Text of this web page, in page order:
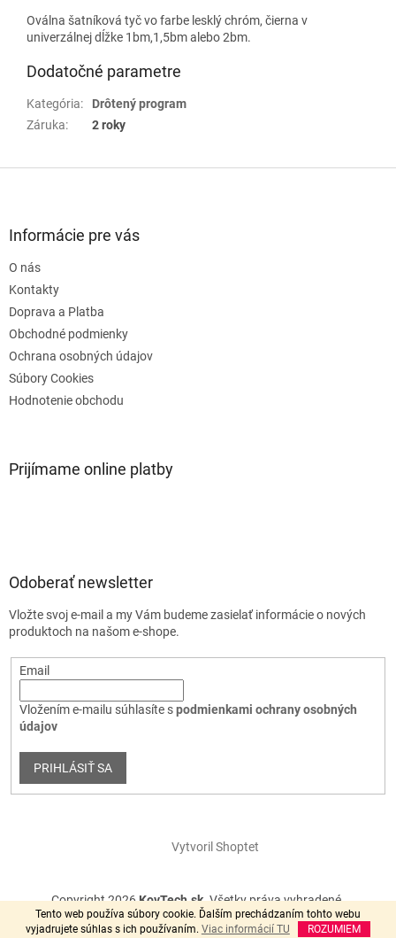
Tento web používa súbory cookie. Ďalším prechádzaním tohto webu
vyjadrujete súhlas s ich používaním. Viac informácií TU ROZUMIEM
Oválna šatníková tyč vo farbe lesklý chróm, čierna v
univerzálnej dĺžke 1bm,1,5bm alebo 2bm.
Dodatočné parametre
Kategória:
Drôtený program
Záruka: 2 roky
Informácie pre vás
O nás
Kontakty
Doprava a Platba
Obchodné podmienky
Ochrana osobných údajov
Súbory Cookies
Hodnotenie obchodu
Prijímame online platby
Odoberať newsletter
Vložte svoj e-mail a my Vám budeme zasielať informácie o nových
produktoch na našom e-shope.
Email
Vložením e-mailu súhlasíte spodmienkami ochrany osobných
údajov
PRIHLÁSIŤ SA
Vytvoril Shoptet
Copyright 2026KovTech.sk. Všetky práva vyhradené.